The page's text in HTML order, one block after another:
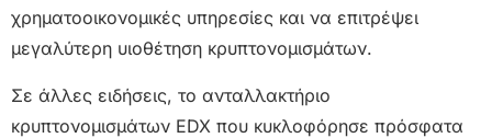
χρηματοοικονομικές υπηρεσίες και να επιτρέψει
μεγαλύτερη υιοθέτηση κρυπτονομισμάτων.
Σε άλλες ειδήσεις, το ανταλλακτήριο
κρυπτονομισμάτων EDX που κυκλοφόρησε πρόσφατα